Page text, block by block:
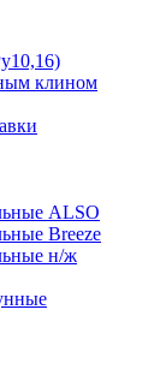
клином
ALSO
Breeze
н/ж